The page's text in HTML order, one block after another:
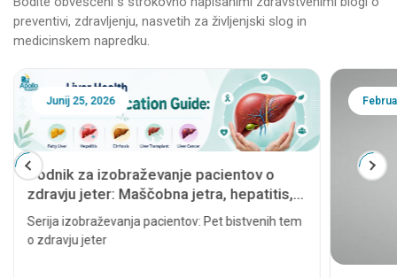
preventivi, zdravljenju, nasvetih za življenjski slog in
medicinskem napredku.
Junij 25, 2026
Vodnik za izobraževanje pacientov o
zdravju jeter: Maščobna jetra, hepatitis,
ciroza, presaditev jeter in rak jeter
Serija izobraževanja pacientov: Pet bistvenih tem
o zdravju jeter